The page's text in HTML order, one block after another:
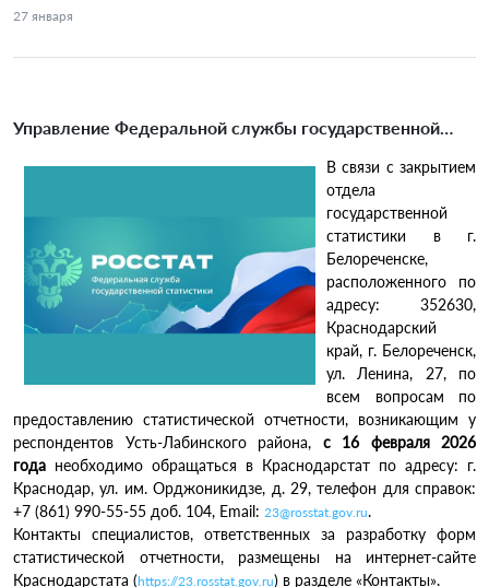
27 января
Управление Федеральной службы государственной
Адыгея сообщает:
В связи с закрытием
отдела
государственной
статистики в г.
Белореченске,
расположенного по
адресу: 352630,
Краснодарский
край, г. Белореченск,
ул. Ленина, 27, по
всем вопросам по
предоставлению статистической отчетности, возникающим у
респондентов Усть-Лабинского района, с 16 февраля 2026
года необходимо обращаться в Краснодарстат по адресу: г.
Краснодар, ул. им. Орджоникидзе, д. 29, телефон для справок:
+7 (861) 990-55-55 доб. 104, Email: 23@rosstat.gov.ru.
Контакты специалистов, ответственных за разработку форм
статистической отчетности, размещены на интернет-сайте
Краснодарстата (https://23.rosstat.gov.ru) в разделе «Контакты».